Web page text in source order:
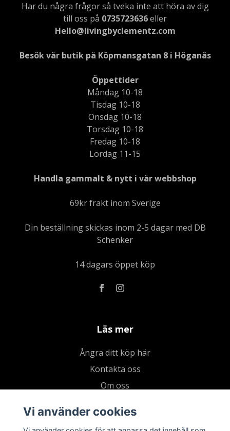
Har du några frågor så tveka inte att höra av dig
till oss på 0735723636eller
Hello@livingbyclementz.com
Besök vår butik på Köpmansgatan 8 i Höganäs
Öppettider
Måndag 10-18
Tisdag 10-18
Onsdag 10-18
Torsdag 10-18
Fredag 10-18
Lördag 11-15
Handla gammalt & nytt i vår webbshop
69kr frakt inom Sverige
Din beställning skickas inom 2-5 dagar med DB
Schenker
14 dagars öppet köp
Läs mer
Ångra ditt köp här
Kontakta oss
Om oss
Kundklubb
Vi använder cookies